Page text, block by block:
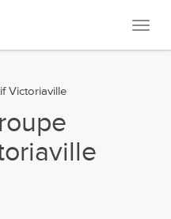
Victoriaville